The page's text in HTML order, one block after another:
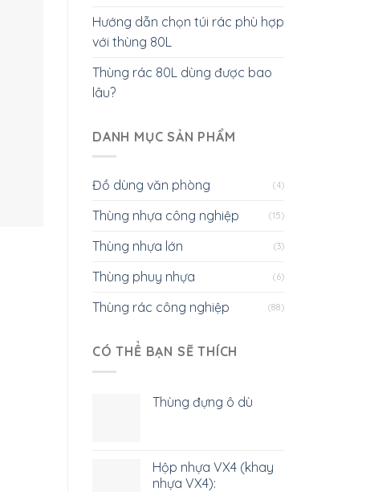
Hướng dẫn chọn túi rác phù hợp
với thùng 80L
Thùng rác 80L dùng được bao
lâu?
DANH MỤC SẢN PHẨM
Đồ dùng văn phòng (4)
Thùng nhựa công nghiệp (15)
Thùng nhựa lớn (3)
Thùng phuy nhựa (6)
Thùng rác công nghiệp (88)
CÓ THỂ BẠN SẼ THÍCH
Thùng đựng ô dù
Hộp nhựa VX4 (khay
nhựa VX4):